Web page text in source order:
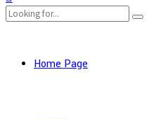
Home Page